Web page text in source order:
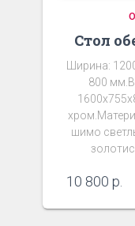
Стол
Ширина:
800
шимо
10 800 р.